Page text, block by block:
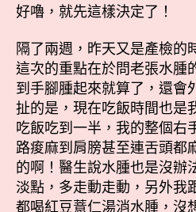
好嚕，就先這樣決定了！
隔了兩週，昨天又是產檢的
這次的重點在於問老張水腫
到手腳腫起來就算了，還會
扯的是，現在吃飯時間也是
吃飯吃到一半，我的整個右
路痠麻到肩膀甚至連舌頭都
的啊！醫生說水腫也是沒辦
淡點，多走動走動，另外我
都喝紅豆薏仁湯消水腫，沒